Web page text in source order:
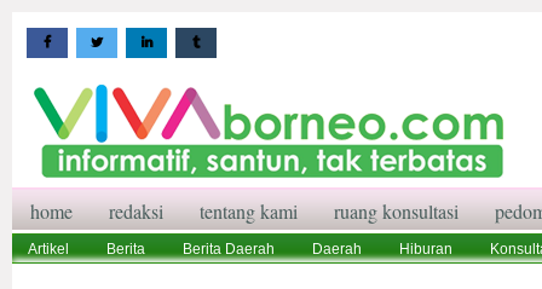
home redaksi tentang kami ruang konsultasi
Artikel Berita Berita Daerah Daerah Hiburan